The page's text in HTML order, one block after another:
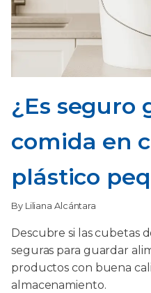
¿Es seguro
comida en
plástico
By Liliana Alcántara
Descubre si las cubetas
seguras para guardar
productos con buena
almacenamiento.